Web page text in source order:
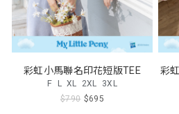
彩虹小馬聯名印花短版TEE
F L XL 2XL 3XL
$790 $695
彩